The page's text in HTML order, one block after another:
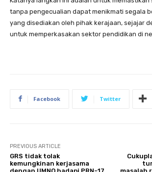
tanpa pengecualian dapat menikmati segala
yang disediakan oleh pihak kerajaan, sejajar
untuk memperkasakan sektor pendidikan di
Facebook Twitter
PREVIOUS ARTICLE
GRS tidak tolak
kemungkinan kerjasama